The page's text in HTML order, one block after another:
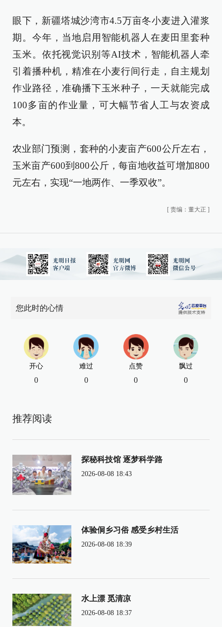
眼下，新疆塔城沙湾市4.5万亩冬小麦进入灌浆
期。今年，当地启用智能机器人在麦田里套种
玉米。依托视觉识别等AI技术，智能机器人牵
引着播种机，精准在小麦行间行走，自主规划
作业路径，准确播下玉米种子，一天就能完成
100多亩的作业量，可大幅节省人工与农资成
本。
农业部门预测，套种的小麦亩产600公斤左右，
玉米亩产600到800公斤，每亩地收益可增加800
元左右，实现“一地两作、一季双收”。
[ 责编：董大正 ]
您此时的心情
开心
0
难过
0
点赞
0
飘过
0
推荐阅读
探秘科技馆 逐梦科学路
2026-08-08 18:43
体验侗乡习俗 感受乡村生活
2026-08-08 18:39
水上漂 觅清凉
2026-08-08 18:37